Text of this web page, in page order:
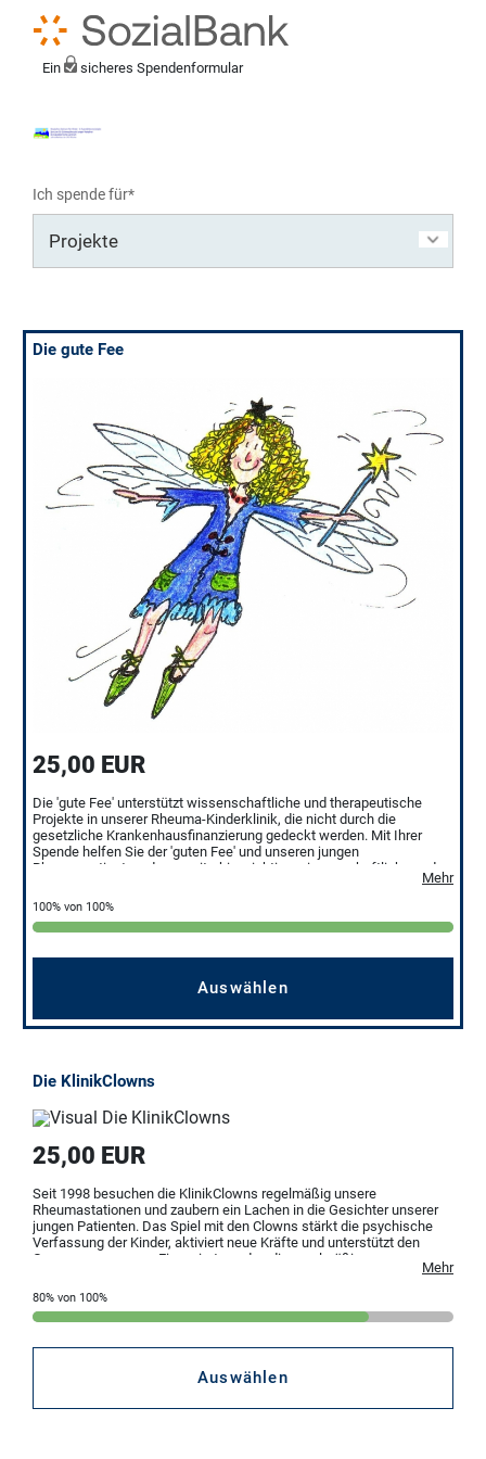
Ein sicheres Spendenformular
Ich spende für*
Die gute Fee
25,00 EUR
Die 'gute Fee' unterstützt wissenschaftliche und therapeutische
Projekte in unserer Rheuma-Kinderklinik, die nicht durch die
gesetzliche Krankenhausfinanzierung gedeckt werden. Mit Ihrer
Spende helfen Sie der 'guten Fee' und unseren jungen
Rheumapatienten, dass weiterhin wichtige wissenschaftliche und
Mehr
100% von 100%
Auswählen
Die KlinikClowns
25,00 EUR
Seit 1998 besuchen die KlinikClowns regelmäßig unsere
Rheumastationen und zaubern ein Lachen in die Gesichter unserer
jungen Patienten. Das Spiel mit den Clowns stärkt die psychische
Verfassung der Kinder, aktiviert neue Kräfte und unterstützt den
Genesungsprozess. Finanziert werden die regelmäßigen
unseren jungen rheumakranken Patienten ein Lachen!
Mehr
80% von 100%
Auswählen